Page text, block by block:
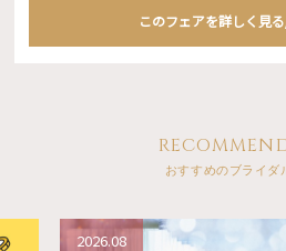
このフェアを詳しく見
おすすめのブライダ
2026.08